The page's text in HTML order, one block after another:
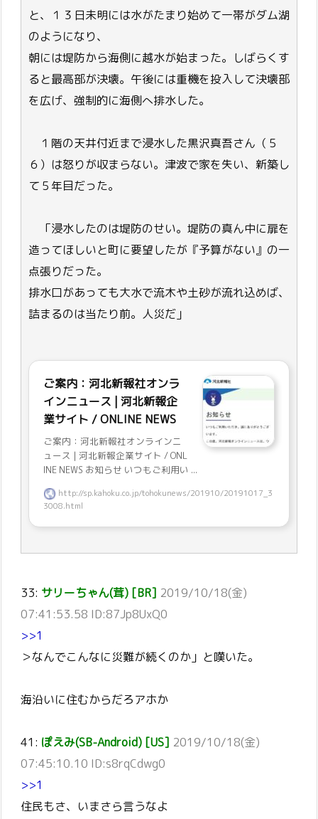
と、１３日未明には水がたまり始めて一帯がダム湖
のようになり、
朝には堤防から海側に越水が始まった。しばらくす
ると最高部が決壊。午後には重機を投入して決壊部
を広げ、強制的に海側へ排水した。
１階の天井付近まで浸水した黒沢真吾さん（５
６）は怒りが収まらない。津波で家を失い、新築し
て５年目だった。
「浸水したのは堤防のせい。堤防の真ん中に扉を
造ってほしいと町に要望したが『予算がない』の一
点張りだった。
排水口があっても大水で流木や土砂が流れ込めば、
詰まるのは当たり前。人災だ」
ご案内：河北新報社オンラ
インニュース | 河北新報企
業サイト / ONLINE NEWS
ご案内：河北新報社オンラインニ
ュース | 河北新報企業サイト / ONL
INE NEWS お知らせ いつもご利用い ...
http://sp.kahoku.co.jp/tohokunews/201910/20191017_3
3008.html
33: サリーちゃん(茸) [BR] 2019/10/18(金)
07:41:53.58 ID:87Jp8UxQ0
>>1
＞なんでこんなに災難が続くのか」と嘆いた。
海沿いに住むからだろアホか
41: ぽえみ(SB-Android) [US] 2019/10/18(金)
07:45:10.10 ID:s8rqCdwg0
>>1
住民もさ、いまさら言うなよ